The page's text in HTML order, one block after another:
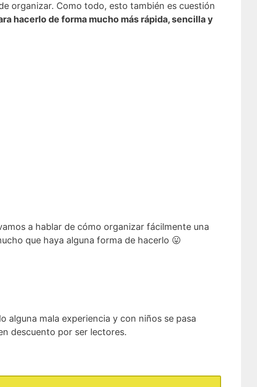
organizar. Como todo, esto también es cuestión
hacerlo de forma mucho más rápida, sencilla y
a hablar de cómo organizar fácilmente una
que haya alguna forma de hacerlo 😛
alguna mala experiencia y con niños se pasa
descuento por ser lectores.